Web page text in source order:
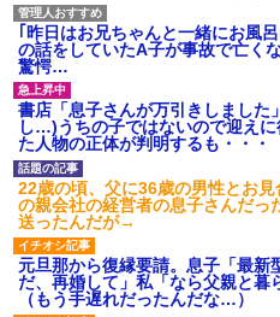
｢昨日はお兄ちゃんと一緒にお風
の話をしていたA子が事故で亡く
驚愕…
書店「息子さんが万引きしました
し…)うちの子ではないので迎え
た人物の正体が判明するも・・・
22歳の頃、父に36歳の男性とお
の親会社の経営者の息子さんだっ
送ったんだが→
元旦那から復縁要請。息子「最
だ、再婚して」私「なら父親と暮
（もう手遅れだったんだな…）